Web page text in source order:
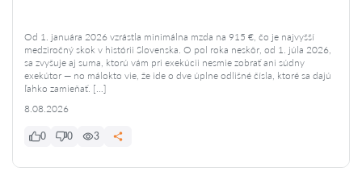
Od 1. januára 2026 vzrástla minimálna mzda na 915 €, čo je najvyšší
medziročný skok v histórii Slovenska. O pol roka neskôr, od 1. júla 2026,
sa zvyšuje aj suma, ktorú vám pri exekúcii nesmie zobrať ani súdny
exekútor — no málokto vie, že ide o dve úplne odlišné čísla, ktoré sa dajú
ľahko zamieňať. […]
8.08.2026
0 0 3